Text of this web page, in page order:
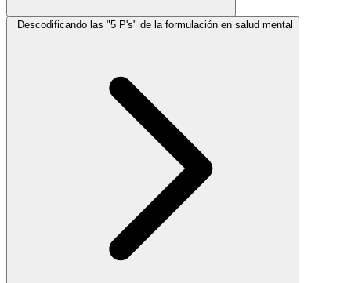
Descodificando las "5 P's" de la formulación en salud mental